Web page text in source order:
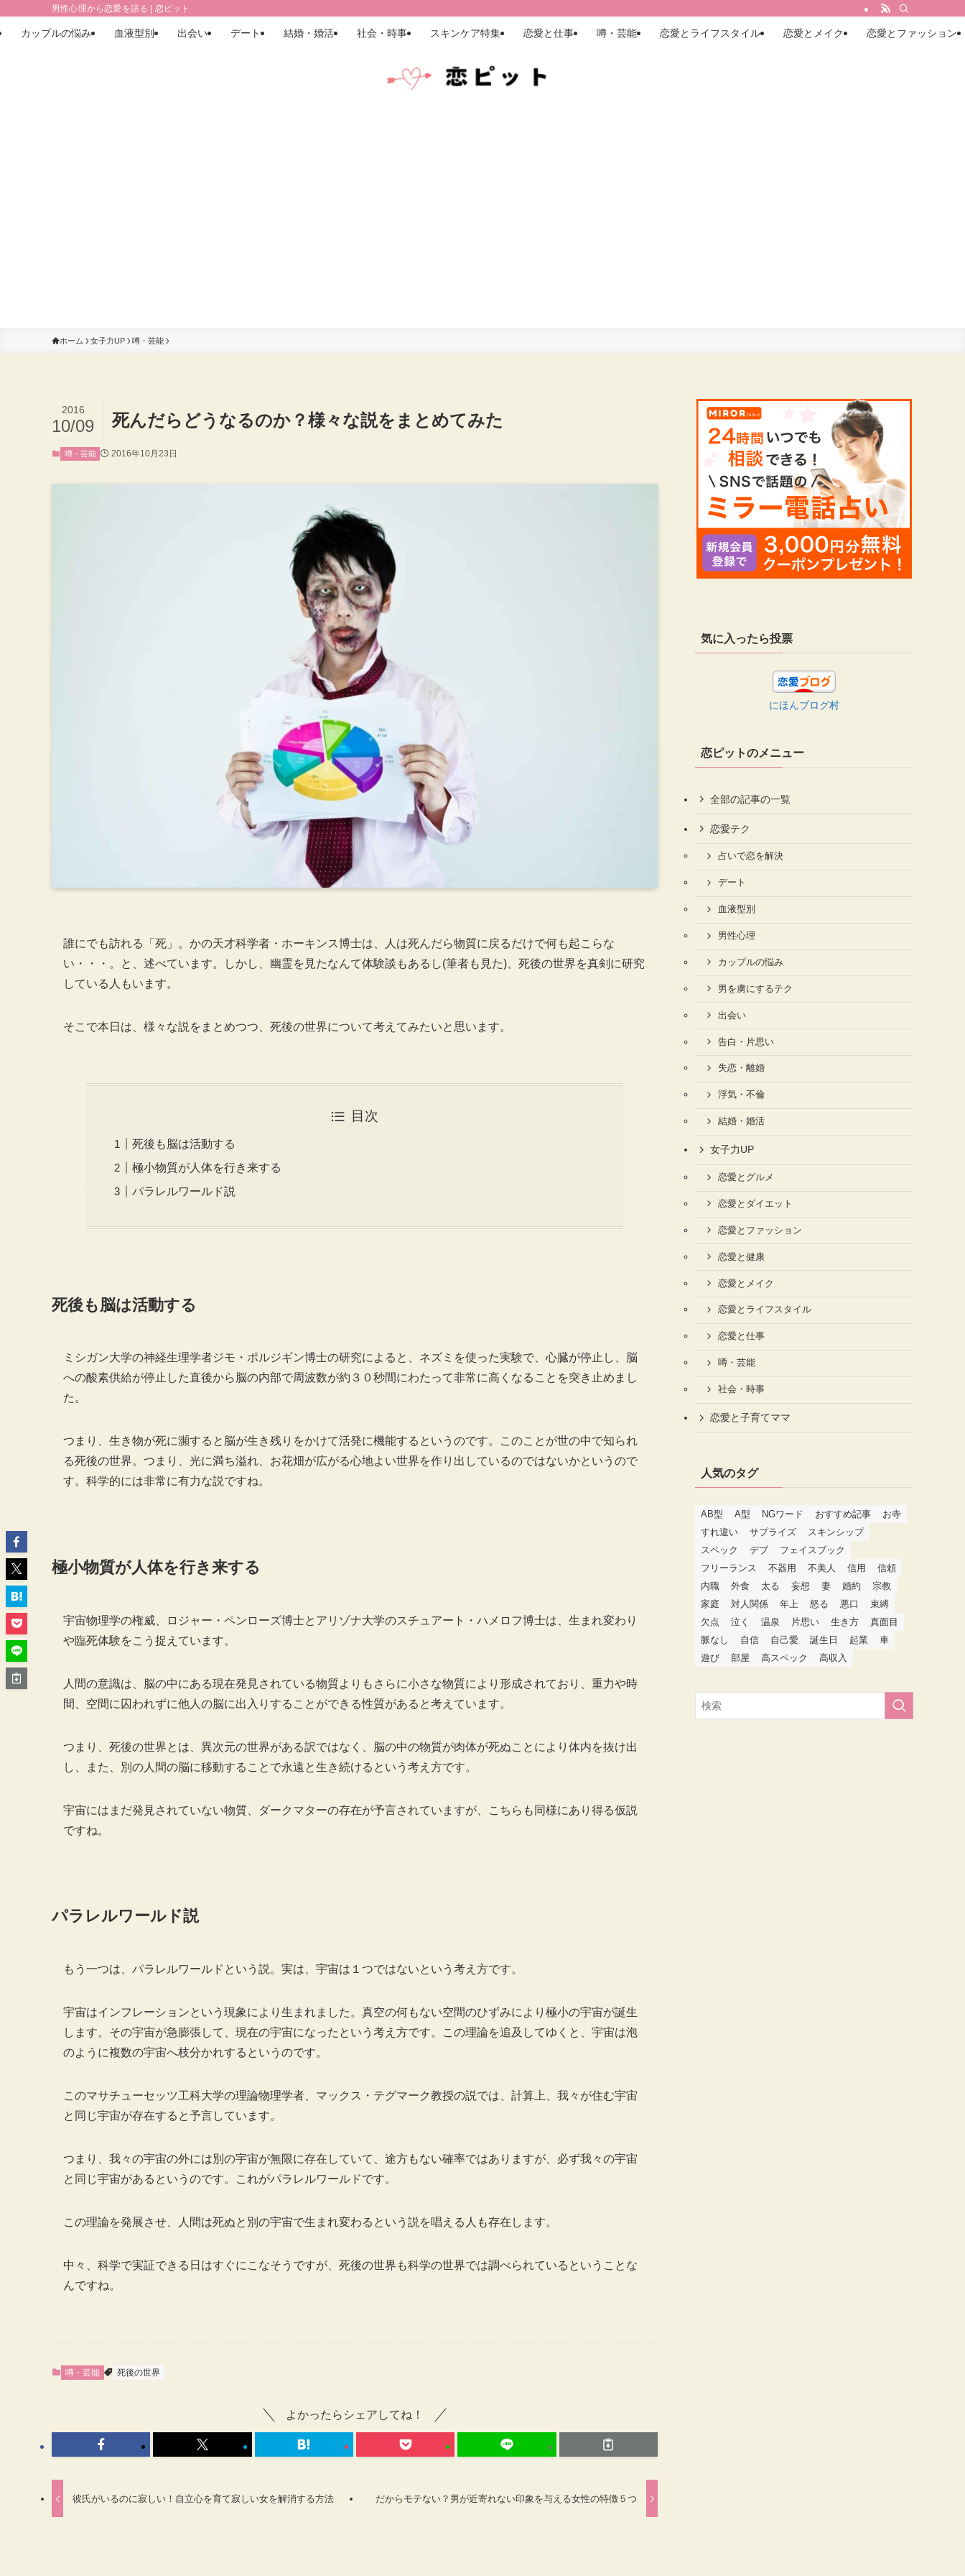
男性心理から恋愛を語る | 恋ピット
カップルの悩み 血液型別 出会い デート 結婚・婚活 社会・時事 スキンケア特集 恋愛と仕事 噂・芸能 恋愛とライフスタイル 恋愛とメイク 恋愛とファッション
ホーム 女子力UP 噂・芸能
死んだらどうなるのか？様々な説をまとめてみた
2016
10/09
噂・芸能 2016年10月23日
誰にでも訪れる「死」。かの天才科学者・ホーキンス博士は、人は死んだら物質に戻るだけで何も起こらな
い・・・。と、述べています。しかし、幽霊を見たなんて体験談もあるし(筆者も見た)、死後の世界を真剣に研究
している人もいます。
そこで本日は、様々な説をまとめつつ、死後の世界について考えてみたいと思います。
目次
死後も脳は活動する
極小物質が人体を行き来する
パラレルワールド説
死後も脳は活動する
ミシガン大学の神経生理学者ジモ・ポルジギン博士の研究によると、ネズミを使った実験で、心臓が停止し、脳
への酸素供給が停止した直後から脳の内部で周波数が約３０秒間にわたって非常に高くなることを突き止めまし
た。
つまり、生き物が死に瀕すると脳が生き残りをかけて活発に機能するというのです。このことが世の中で知られ
る死後の世界。つまり、光に満ち溢れ、お花畑が広がる心地よい世界を作り出しているのではないかというので
す。科学的には非常に有力な説ですね。
極小物質が人体を行き来する
宇宙物理学の権威、ロジャー・ペンローズ博士とアリゾナ大学のスチュアート・ハメロフ博士は、生まれ変わり
や臨死体験をこう捉えています。
人間の意識は、脳の中にある現在発見されている物質よりもさらに小さな物質により形成されており、重力や時
間、空間に囚われずに他人の脳に出入りすることができる性質があると考えています。
つまり、死後の世界とは、異次元の世界がある訳ではなく、脳の中の物質が肉体が死ぬことにより体内を抜け出
し、また、別の人間の脳に移動することで永遠と生き続けるという考え方です。
宇宙にはまだ発見されていない物質、ダークマターの存在が予言されていますが、こちらも同様にあり得る仮説
ですね。
パラレルワールド説
もう一つは、パラレルワールドという説。実は、宇宙は１つではないという考え方です。
宇宙はインフレーションという現象により生まれました。真空の何もない空間のひずみにより極小の宇宙が誕生
します。その宇宙が急膨張して、現在の宇宙になったという考え方です。この理論を追及してゆくと、宇宙は泡
のように複数の宇宙へ枝分かれするというのです。
このマサチューセッツ工科大学の理論物理学者、マックス・テグマーク教授の説では、計算上、我々が住む宇宙
と同じ宇宙が存在すると予言しています。
つまり、我々の宇宙の外には別の宇宙が無限に存在していて、途方もない確率ではありますが、必ず我々の宇宙
と同じ宇宙があるというのです。これがパラレルワールドです。
この理論を発展させ、人間は死ぬと別の宇宙で生まれ変わるという説を唱える人も存在します。
中々、科学で実証できる日はすぐにこなそうですが、死後の世界も科学の世界では調べられているということな
んですね。
噂・芸能 死後の世界
よかったらシェアしてね！
彼氏がいるのに寂しい！自立心を育て寂しい女を解消する方法 だからモテない？男が近寄れない印象を与える女性の特徴５つ
気に入ったら投票
にほんブログ村
恋ピットのメニュー
全部の記事の一覧
恋愛テク
占いで恋を解決
デート
血液型別
男性心理
カップルの悩み
男を虜にするテク
出会い
告白・片思い
失恋・離婚
浮気・不倫
結婚・婚活
女子力UP
恋愛とグルメ
恋愛とダイエット
恋愛とファッション
恋愛と健康
恋愛とメイク
恋愛とライフスタイル
恋愛と仕事
噂・芸能
社会・時事
恋愛と子育てママ
人気のタグ
AB型 A型 NGワード おすすめ記事
お寺
すれ違い
サプライズ
スキンシップ
スペック
デブ
フェイスブック
フリーランス
不器用 不美人 信用
信頼
内職
外食 太る 妄想 妻 婚約
宗教
家庭
対人関係 年上 怒る 悪口
束縛
欠点
泣く 温泉 片思い 生き方
真面目
脈なし
自信 自己愛 誕生日 起業
車
遊び
部屋 高スペック 高収入